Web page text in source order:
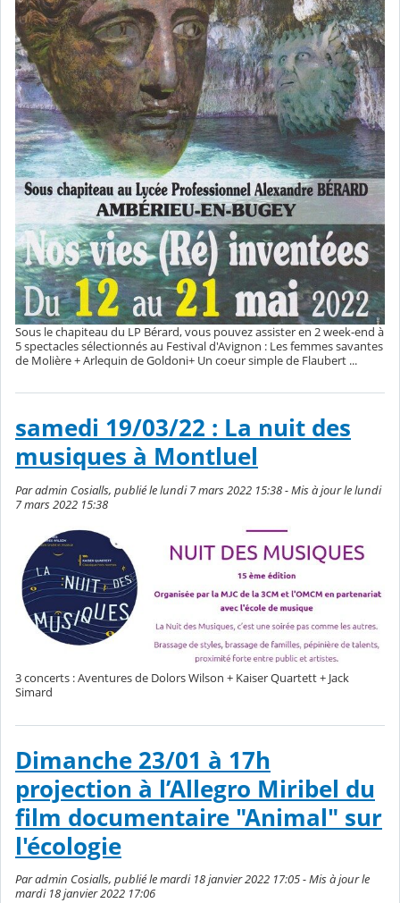
Sous le chapiteau du LP Bérard, vous pouvez assister en 2 week-end à
5 spectacles sélectionnés au Festival d'Avignon : Les femmes savantes
de Molière + Arlequin de Goldoni+ Un coeur simple de Flaubert ...
samedi 19/03/22 : La nuit des
musiques à Montluel
Par admin Cosialls, publié le lundi 7 mars 2022 15:38 - Mis à jour le lundi
7 mars 2022 15:38
3 concerts : Aventures de Dolors Wilson + Kaiser Quartett + Jack
Simard
Dimanche 23/01 à 17h
projection à l’Allegro Miribel du
film documentaire "Animal" sur
l'écologie
Par admin Cosialls, publié le mardi 18 janvier 2022 17:05 - Mis à jour le
mardi 18 janvier 2022 17:06